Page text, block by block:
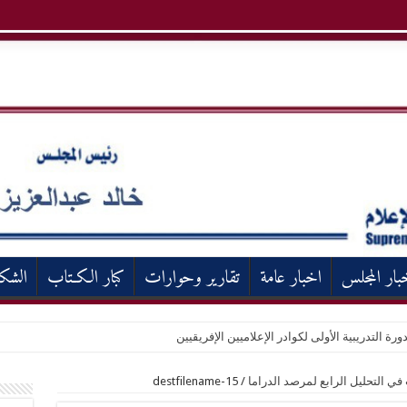
المجلس اخبار عامة تقارير وحوارات كبار الكـتاب
التدريبية الأولى لكوادر الإعلاميين الإفريقيين
التحليل الرابع لمرصد الدراما /
destfilename-15